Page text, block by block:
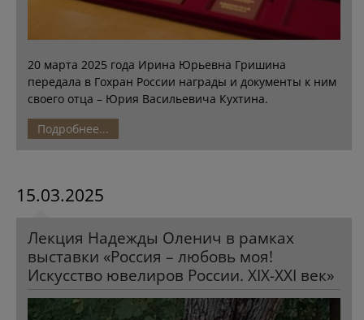
20 марта 2025 года Ирина Юрьевна Гришина
передала в Гохран России награды и документы к ним
своего отца – Юрия Васильевича Кухтина.
Подробнее...
15.03.2025
Лекция Надежды Оленич в рамках
выставки «Россия – любовь моя!
Искусство ювелиров России. XIX-XXI век»